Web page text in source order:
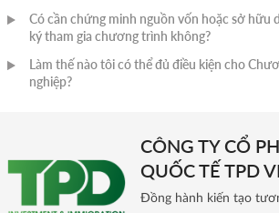
Có cần chứng minh nguồn vốn hoặc sở hữu
ký tham gia chương trình không?
Làm thế nào tôi có thể đủ điều kiện cho
nghiệp?
CÔNG TY CỔ
QUỐC TẾ TPD
Đồng hành kiến tạo